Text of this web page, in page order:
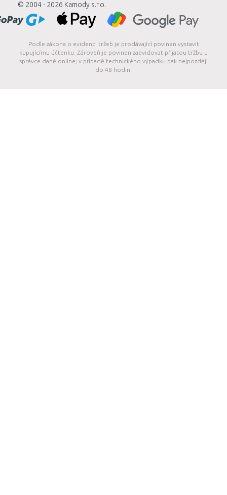
© 2004 - 2026 Kamody s.r.o.
Podle zákona o evidenci tržeb je prodávající povinen vystavit
kupujícímu účtenku. Zároveň je povinen zaevidovat přijatou tržbu u
správce daně online; v případě technického výpadku pak nejpozději
do 48 hodin.